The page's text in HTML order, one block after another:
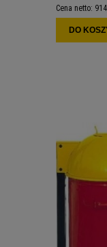
Cena netto:
DO